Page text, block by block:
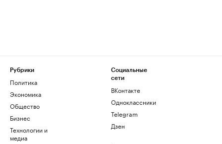
Рубрики
Политика
Экономика
Общество
Бизнес
Технологии и
медиа
Социальные
сети
ВКонтакте
Одноклассники
Telegram
Дзен